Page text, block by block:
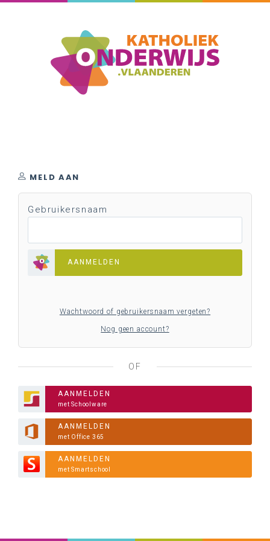
MELD AAN
Gebruikersnaam
AANMELDEN
Wachtwoord of gebruikersnaam vergeten?
Nog geen account?
OF
AANMELDEN
met Schoolware
AANMELDEN
met Office 365
AANMELDEN
met Smartschool